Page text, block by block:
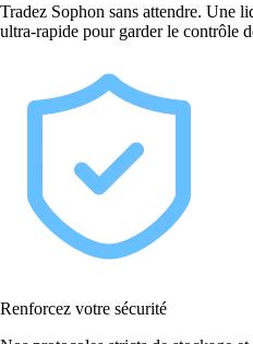
Tradez Sophon sans attendre. Une
ultra-rapide pour garder le contrôle
Renforcez votre sécurité